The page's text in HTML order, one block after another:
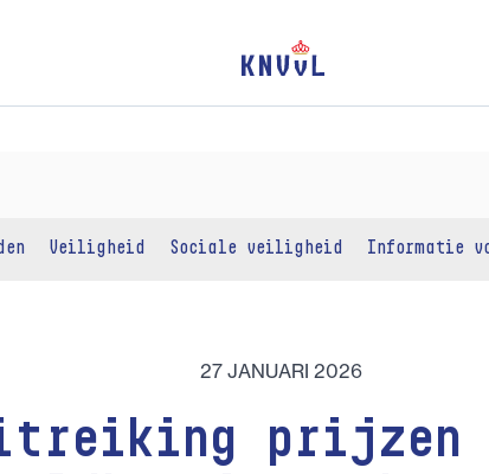
Veiligheid Sociale veiligheid Informatie
27 JANUARI 2026
prijzen